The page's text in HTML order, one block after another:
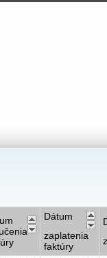
Dátum
zaplatenia
faktúry